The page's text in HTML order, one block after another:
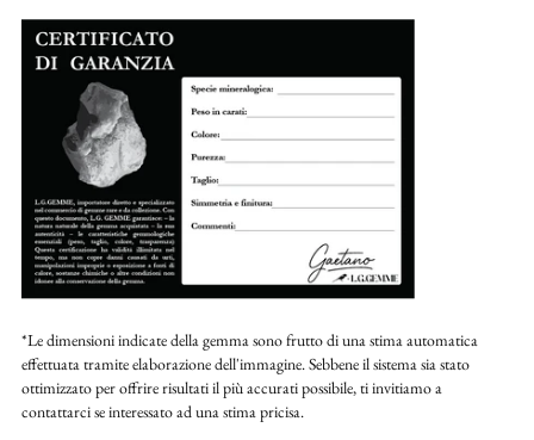
*Le dimensioni indicate della gemma sono frutto di una stima automatica
effettuata tramite elaborazione dell'immagine. Sebbene il sistema sia stato
ottimizzato per offrire risultati il più accurati possibile, ti invitiamo a
contattarci se interessato ad una stima pricisa.